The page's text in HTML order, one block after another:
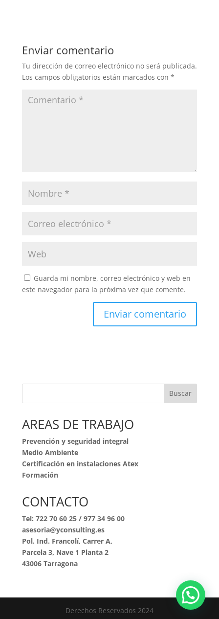
Enviar comentario
Tu dirección de correo electrónico no será publicada.
Los campos obligatorios están marcados con *
Guarda mi nombre, correo electrónico y web en
este navegador para la próxima vez que comente.
Buscar
AREAS DE TRABAJO
Prevención y seguridad integral
Medio Ambiente
Certificación en instalaciones Atex
Formación
CONTACTO
Tel: 722 70 60 25/ 977 34 96 00
asesoria@yconsulting.es
Pol. Ind. Francolí, Carrer A,
Parcela 3, Nave 1 Planta 2
43006 Tarragona
Derechos Reservados 2024